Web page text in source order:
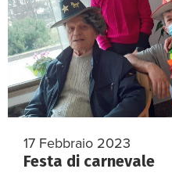
17 Febbraio 2023
Festa di carnevale